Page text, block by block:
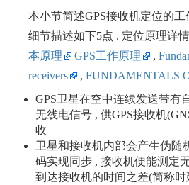
本小节简述GPS接收机定位的
细节描述如下5点 . 定位原理详
本原理
GPS工作原理 ,
receivers
, FUNDAMENTALS
GPS卫星在空中连续发送带有
无线电信号 , 供GPS接收机
收
卫星和接收机内部会产生伪随
码实现同步 , 接收机便能测定
到达接收机的时间之差(简称